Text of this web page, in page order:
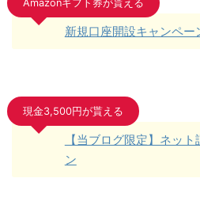
Amazonギフト券が貰える
新規口座開設キャンペー
現金3,500円が貰える
【当ブログ限定】ネッ
ン